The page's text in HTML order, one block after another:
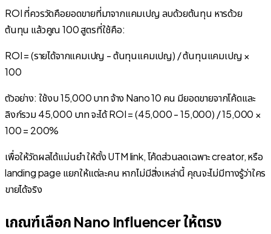
ROI ที่ควรวัดคือยอดขายที่มาจากแคมเปญ ลบด้วยต้นทุน หารด้วย
ต้นทุน แล้วคูณ 100 สูตรที่ใช้คือ:
ROI = (รายได้จากแคมเปญ - ต้นทุนแคมเปญ) / ต้นทุนแคมเปญ ×
100
ตัวอย่าง: ใช้งบ 15,000 บาท จ้าง Nano 10 คน มียอดขายจากโค้ดและ
ลิงก์รวม 45,000 บาท จะได้ ROI = (45,000 - 15,000) / 15,000 ×
100 = 200%
เพื่อให้วัดผลได้แม่นยำ ให้ตั้ง UTM link, โค้ดส่วนลดเฉพาะ creator, หรือ
landing page แยกให้แต่ละคน หากไม่มีสิ่งเหล่านี้ คุณจะไม่มีทางรู้ว่าใคร
ขายได้จริง
เกณฑ์เลือก Nano Influencer ให้ตรง